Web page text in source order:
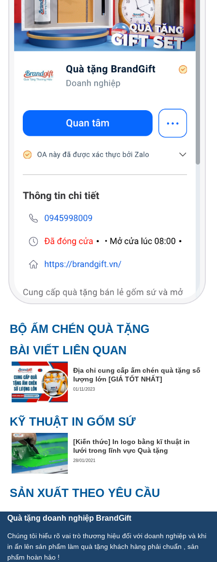
BỘ ẤM CHÉN QUÀ TẶNG
BÀI VIẾT LIÊN QUAN
Địa chỉ cung cấp ấm chén quà tặng số
lượng lớn [GIÁ TỐT NHẤT]
01/11/2023
KỸ THUẬT IN GỐM SỨ
[Kiến thức] In logo bằng kĩ thuật in
lưới trong lĩnh vực Quà tặng
28/01/2021
SẢN XUẤT THEO YÊU CẦU
Quà tặng doanh nghiệp BrandGift
Chúng tôi hiểu rõ vai trò thương hiệu đối với doanh nghiệp và khi
in ấn lên sản phẩm làm quà tặng khách hàng phải chuẩn , sản
phẩm hoàn hảo !